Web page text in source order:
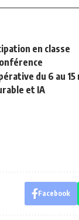
en classe
du 6 au 15
et IA
Facebook